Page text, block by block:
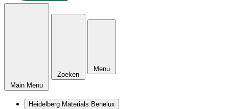
Main Menu
Zoeken
Menu
Heidelberg Materials Benelux